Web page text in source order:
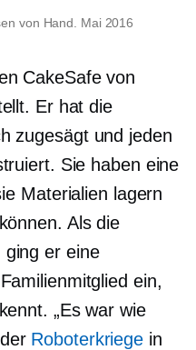
von Hand. Mai 2016
CakeSafe von
Er hat die
zugesägt und jeden
Sie haben eine
Materialien lagern
Als die
ging er eine
ein,
„Es war wie
Roboterkriege in